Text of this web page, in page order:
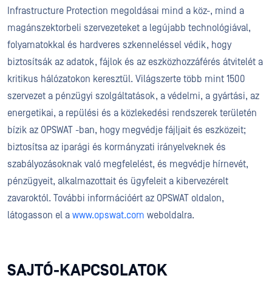
Infrastructure Protection megoldásai mind a köz-, mind a
magánszektorbeli szervezeteket a legújabb technológiával,
folyamatokkal és hardveres szkenneléssel védik, hogy
biztosítsák az adatok, fájlok és az eszközhozzáférés átvitelét a
kritikus hálózatokon keresztül. Világszerte több mint 1500
szervezet a pénzügyi szolgáltatások, a védelmi, a gyártási, az
energetikai, a repülési és a közlekedési rendszerek területén
bízik az OPSWAT -ban, hogy megvédje fájljait és eszközeit;
biztosítsa az iparági és kormányzati irányelveknek és
szabályozásoknak való megfelelést, és megvédje hírnevét,
pénzügyeit, alkalmazottait és ügyfeleit a kibervezérelt
zavaroktól. További információért az OPSWAT oldalon,
látogasson el a www.opswat.com weboldalra.
SAJTÓ-KAPCSOLATOK